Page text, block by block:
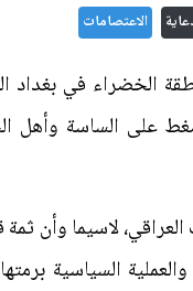
الاعتصامات
الخضراء في
على الساسة وأهل
لاسيما وأن
السياسية